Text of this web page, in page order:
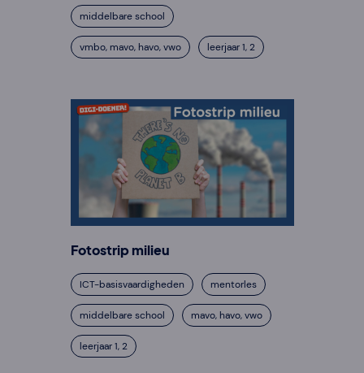
middelbare school
vmbo, mavo, havo, vwo leerjaar 1, 2
Fotostrip milieu
ICT-basisvaardigheden mentorles
middelbare school mavo, havo, vwo
leerjaar 1, 2